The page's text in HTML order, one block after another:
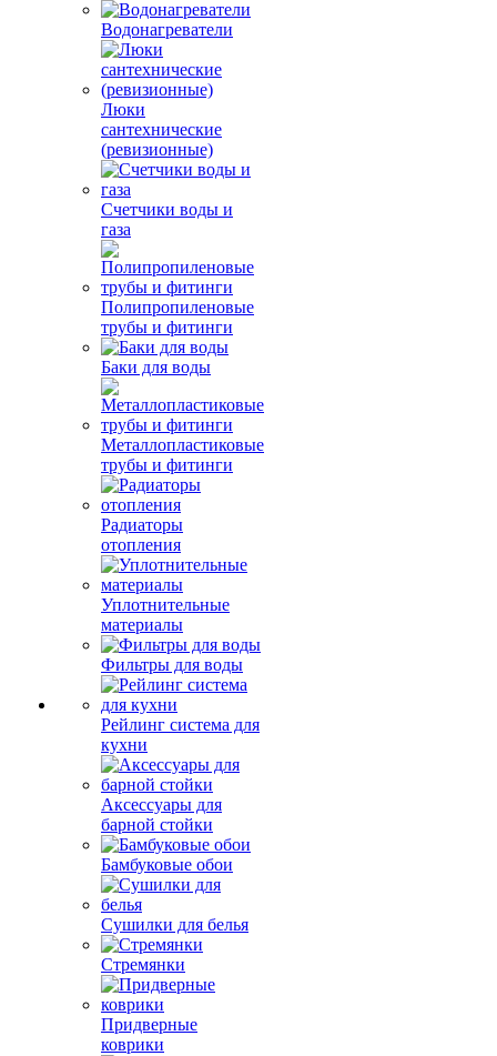
Водонагреватели
Люки
сантехнические
(ревизионные)
Счетчики воды и
газа
Полипропиленовые
трубы и фитинги
Баки для воды
Металлопластиковые
трубы и фитинги
Радиаторы
отопления
Уплотнительные
материалы
Фильтры для воды
Рейлинг система для
кухни
Аксессуары для
барной стойки
Бамбуковые обои
Сушилки для белья
Стремянки
Придверные
коврики